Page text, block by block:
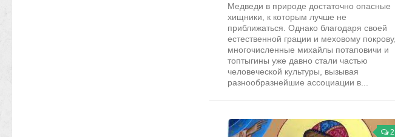
Медведи в природе достаточно опасные
хищники, к которым лучше не
приближаться. Однако благодаря своей
естественной грации и меховому покрову,
многочисленные михайлы потаповичи и
топтыгины уже давно стали частью
человеческой культуры, вызывая
разнообразнейшие ассоциации в...
2